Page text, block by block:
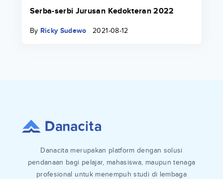
Serba-serbi Jurusan Kedokteran 2022
By Ricky Sudewo 2021-08-12
Danacita merupakan platform dengan solusi
pendanaan bagi pelajar, mahasiswa, maupun tenaga
profesional untuk menempuh studi di lembaga